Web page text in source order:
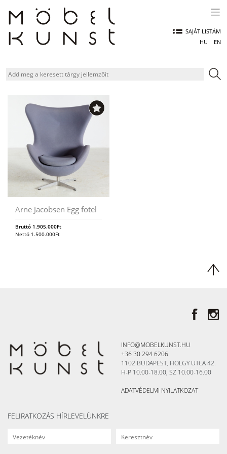
content
SAJÁT LISTÁM
HU
EN
Arne Jacobsen Egg fotel
Bruttó 1.905.000Ft
Nettó 1.500.000Ft
INFO@MOBELKUNST.HU
+36 30 294 6206
1102 BUDAPEST, HÖLGY UTCA 42.
H-P 10.00-18.00, SZ 10.00-16.00
ADATVÉDELMI NYILATKOZAT
FELIRATKOZÁS HÍRLEVELÜNKRE